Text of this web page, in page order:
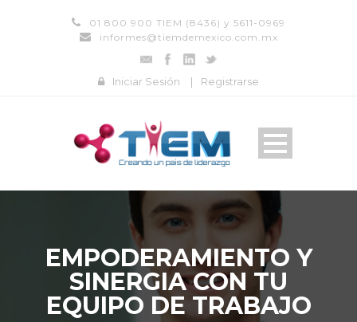
01 800 900 TIEM (8436) y 5611-0969
informes@tiemdemexico.com.mx
Iniciar Sesión | Registrarse
EMPODERAMIENTO Y
SINERGIA CON TU
EQUIPO DE TRABAJO